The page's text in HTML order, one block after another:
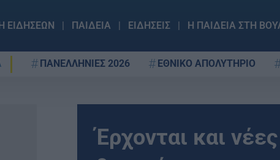
ΕΙΔΗΣΕΩΝ ΠΑΙΔΕΙΑ ΕΙΔΗΣΕΙΣ Η ΠΑΙΔΕΙΑ ΣΤΗ
ΠΑΝΕΛΛΗΝΙΕΣ 2026 ΕΘΝΙΚΟ ΑΠΟΛΥΤΗΡΙΟ
Έρχονται και